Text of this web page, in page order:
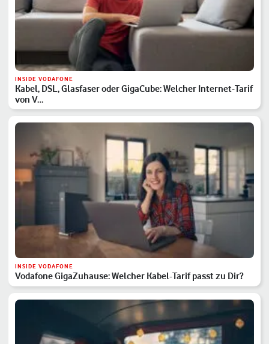
INSIDE VODAFONE
Kabel, DSL, Glasfaser oder GigaCube: Welcher Internet-Tarif
von V…
INSIDE VODAFONE
Vodafone GigaZuhause: Welcher Kabel-Tarif passt zu Dir?